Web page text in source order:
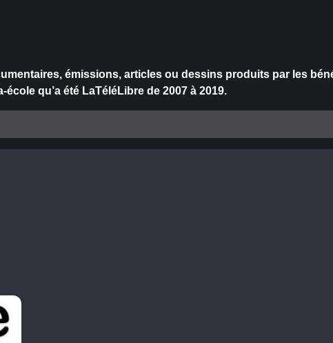
émissions, articles ou dessins produits par les
qu’a été LaTéléLibre de 2007 à 2019.